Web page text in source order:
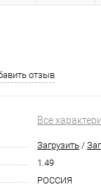
отзыв
Все
Загрузить /
1.49
РОССИЯ